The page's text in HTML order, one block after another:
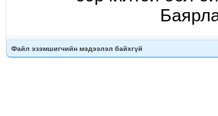
Файл эзэмшигчийн мэдээлэл байхгүй